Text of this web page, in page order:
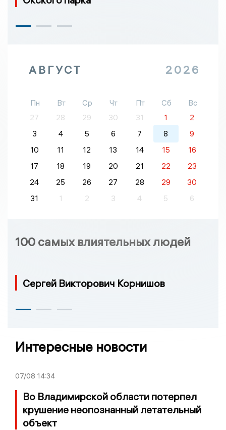
АВГУСТ 2026
Пн Вт Ср Чт Пт Сб
Вс
27
28 29 30 31 1
2
3
4 5 6 7 8
9
10
11 12 13 14 15
16
17
18 19 20 21 22
23
24
25 26 27 28 29
30
31
1 2 3 4 5 6
100 самых влиятельных людей
Сергей Викторович Корнишов
Интересные новости
07/08 14:34
Во Владимирской области потерпел
крушение неопознанный летательный
объект